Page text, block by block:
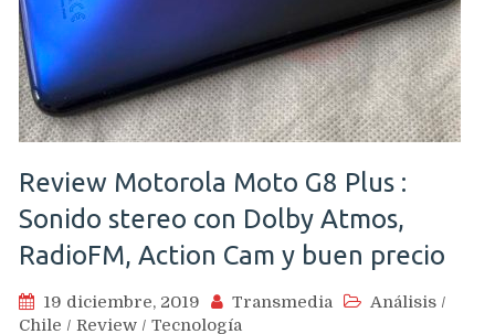
Review Motorola Moto G8 Plus :
Sonido stereo con Dolby Atmos,
RadioFM, Action Cam y buen precio
19 diciembre, 2019 Transmedia Análisis /
Chile / Review / Tecnología